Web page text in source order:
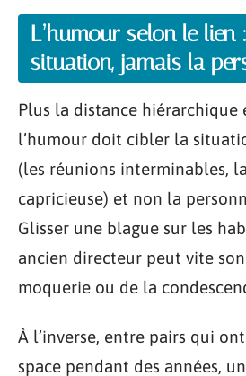
L’humour selon le lien
situation, jamais la
Plus la distance hiérarchique
l’humour doit cibler la
(les réunions interminables,
capricieuse) et non la
Glisser une blague sur les
ancien directeur peut vite
moquerie ou de la
À l’inverse, entre pairs qui
space pendant des années,